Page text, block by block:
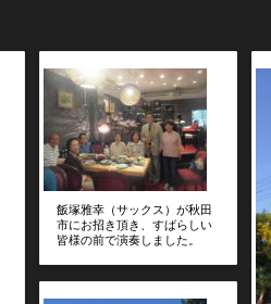
飯塚雅幸（サックス）が秋田
市にお招き頂き、すばらしい
皆様の前で演奏しました。